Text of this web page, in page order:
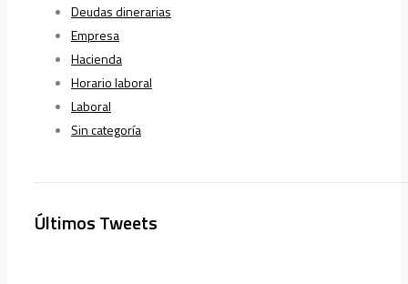
Deudas dinerarias
Empresa
Hacienda
Horario laboral
Laboral
Sin categoría
Últimos Tweets